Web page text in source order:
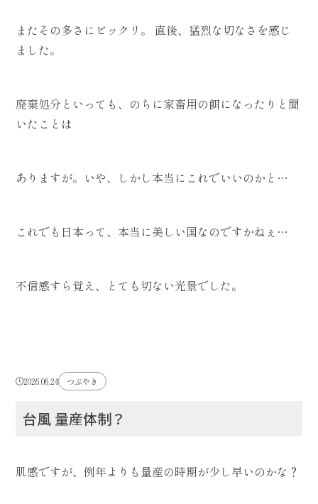
またその多さにビックリ。 直後、猛烈な切なさを感じ
ました。
廃棄処分といっても、のちに家畜用の餌になったりと聞
いたことは
ありますが。いや、しかし本当にこれでいいのかと…
これでも日本って、本当に美しい国なのですかねぇ…
不信感すら覚え、とても切ない光景でした。
2026.06.24 つぶやき
台風 量産体制？
肌感ですが、例年よりも量産の時期が少し早いのかな？